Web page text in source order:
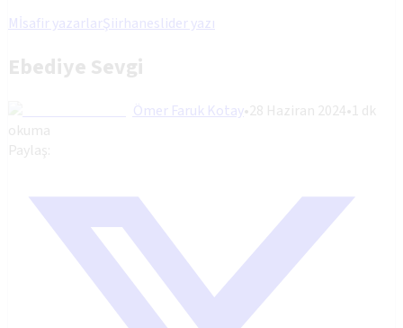
Mİsafir yazarlarŞiirhaneslider yazı
Ebediye Sevgi
Ömer Faruk Kotay•28 Haziran 2024•1 dk
okuma
Paylaş: